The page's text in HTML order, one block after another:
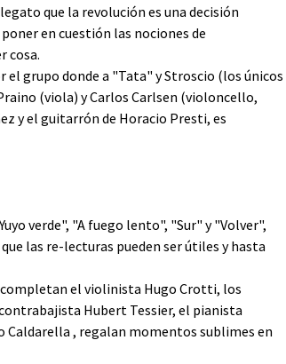
que la revolución es una decisión
en cuestión las nociones de
cosa.
el grupo donde a "Tata" y Stroscio (los únicos
(viola) y Carlos Carlsen (violoncello,
y el guitarrón de Horacio Presti, es
verde", "A fuego lento", "Sur" y "Volver",
las re-lecturas pueden ser útiles y hasta
el violinista Hugo Crotti, los
Hubert Tessier, el pianista
Caldarella , regalan momentos sublimes en